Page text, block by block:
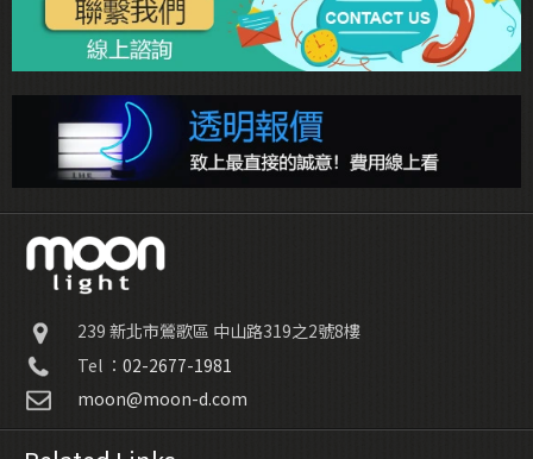
239 新北市鶯歌區 中山路319之2號8樓
Tel ： 02-2677-1981
moon@moon-d.com